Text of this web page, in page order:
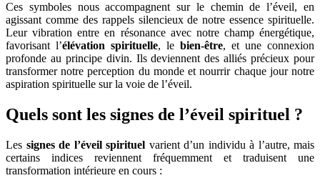
Ces symboles nous accompagnent sur le chemin de l’éveil, en
agissant comme des rappels silencieux de notre essence spirituelle.
Leur vibration entre en résonance avec notre champ énergétique,
favorisant l’élévation spirituelle, le bien-être, et une connexion
profonde au principe divin. Ils deviennent des alliés précieux pour
transformer notre perception du monde et nourrir chaque jour notre
aspiration spirituelle sur la voie de l’éveil.
Quels sont les signes de l’éveil spirituel ?
Les signes de l’éveil spirituel varient d’un individu à l’autre, mais
certains indices reviennent fréquemment et traduisent une
transformation intérieure en cours :